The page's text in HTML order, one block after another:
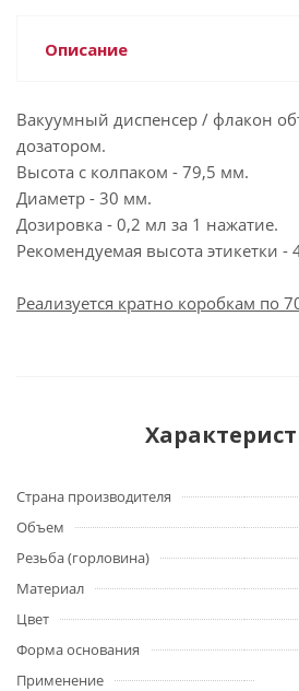
Описание
Вакуумный диспенсер / флакон
дозатором.
Высота с колпаком - 79,5 мм.
Диаметр - 30 мм.
Дозировка - 0,2 мл за 1 нажатие.
Рекомендуемая высота этикетки -
Реализуется кратно коробкам по
Страна производителя
Объем
Резьба (горловина)
Материал
Цвет
Форма основания
Применение